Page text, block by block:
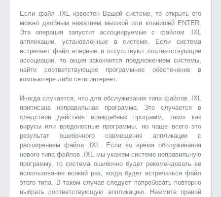
Если файл .IXL известен Вашей системе, то открыть его
можно двойным нажатием мышкой или клавишей ENTER.
Эта операция запустит ассоциируемые с файлом .IXL
аппликации, установленные в системе. Если система
встречает файл впервые и отсутствуют соответствующие
ассоциации, то акция закончится предложением системы,
найти соответствующее программное обеспечение в
компьютере либо сети интернет.
Иногда случается, что для обслуживания типа файлов .IXL
приписана неправильная программа. Это случается в
следствии действия враждебных программ, таких как
вирусы или вредоносные программы, но чаще всего это
результат ошибочного совмещения аппликации с
расширением файла .IXL. Если во время обслуживания
нового типа файлов .IXL мы укажем системе неправильную
программу, то система ошибочно будет рекомендовать ее
использование всякий раз, когда будет встречаться файл
этого типа. В таком случае следует попробовать повторно
выбрать соответствующую аппликацию. Нажмите правой